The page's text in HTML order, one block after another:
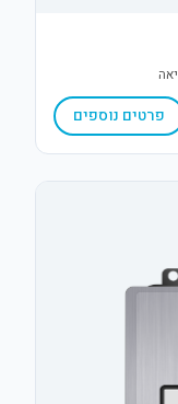
פרטים נוספים